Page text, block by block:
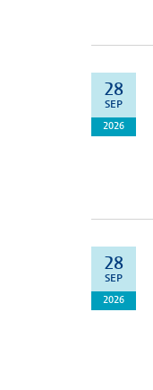
28
SEP
2026
28
SEP
2026